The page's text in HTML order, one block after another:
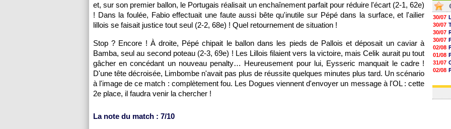
et, sur son premier ballon, le Portugais réalisait un enchaînement parfait pour réduire l'écart (2-1, 62e)
! Dans la foulée, Fabio effectuait une faute aussi bête qu'inutile sur Pépé dans la surface, et l'ailier
lillois se faisait justice tout seul (2-2, 68e) ! Quel retournement de situation !
Stop ? Encore ! À droite, Pépé chipait le ballon dans les pieds de Pallois et déposait un caviar à
Bamba, seul au second poteau (2-3, 69e) ! Les Lillois filaient vers la victoire, mais Celik aurait pu tout
gâcher en concédant un nouveau penalty… Heureusement pour lui, Eysseric manquait le cadre !
D'une tête décroisée, Limbombe n'avait pas plus de réussite quelques minutes plus tard. Un scénario
à l'image de ce match : complètement fou. Les Dogues viennent d'envoyer un message à l'OL : cette
2e place, il faudra venir la chercher !
La note du match : 7/10
30/07
30/07
30/07
30/07
02/08
01/08
31/07
02/08
03/08